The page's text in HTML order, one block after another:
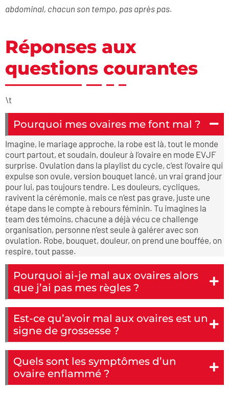
abdominal, chacun son tempo, pas après pas.
Réponses aux
questions courantes
\t
Pourquoi mes ovaires me font mal ?
Imagine, le mariage approche, la robe est là, tout le monde
court partout, et soudain, douleur à l’ovaire en mode EVJF
surprise. Ovulation dans la playlist du cycle, c’est l’ovaire qui
expulse son ovule, version bouquet lancé, un vrai grand jour
pour lui, pas toujours tendre. Les douleurs, cycliques,
ravivent la cérémonie, mais ce n’est pas grave, juste une
étape dans le compte à rebours féminin. Tu imagines la
team des témoins, chacune a déjà vécu ce challenge
organisation, personne n’est seule à galérer avec son
ovulation. Robe, bouquet, douleur, on prend une bouffée, on
respire, tout passe.
Pourquoi ai-je mal aux ovaires alors
que j’ai pas mes règles ?
Est-ce qu’avoir mal aux ovaires est un
signe de grossesse ?
Quels sont les symptômes d’un
ovaire enflammé ?